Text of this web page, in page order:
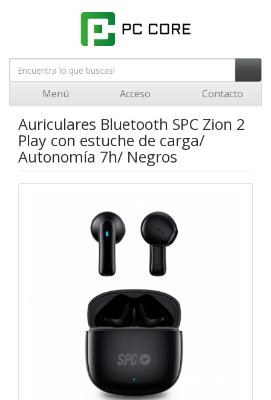
Menú Acceso Contacto
Auriculares Bluetooth SPC Zion 2
Play con estuche de carga/
Autonomía 7h/ Negros